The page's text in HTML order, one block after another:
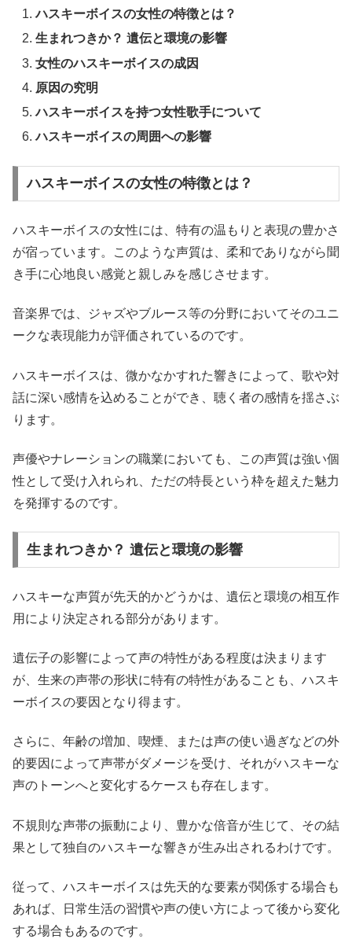
ハスキーボイスの女性の特徴とは？
生まれつきか？ 遺伝と環境の影響
女性のハスキーボイスの成因
原因の究明
ハスキーボイスを持つ女性歌手について
ハスキーボイスの周囲への影響
ハスキーボイスの女性の特徴とは？
ハスキーボイスの女性には、特有の温もりと表現の豊かさ
が宿っています。このような声質は、柔和でありながら聞
き手に心地良い感覚と親しみを感じさせます。
音楽界では、ジャズやブルース等の分野においてそのユニ
ークな表現能力が評価されているのです。
ハスキーボイスは、微かなかすれた響きによって、歌や対
話に深い感情を込めることができ、聴く者の感情を揺さぶ
ります。
声優やナレーションの職業においても、この声質は強い個
性として受け入れられ、ただの特長という枠を超えた魅力
を発揮するのです。
生まれつきか？ 遺伝と環境の影響
ハスキーな声質が先天的かどうかは、遺伝と環境の相互作
用により決定される部分があります。
遺伝子の影響によって声の特性がある程度は決まります
が、生来の声帯の形状に特有の特性があることも、ハスキ
ーボイスの要因となり得ます。
さらに、年齢の増加、喫煙、または声の使い過ぎなどの外
的要因によって声帯がダメージを受け、それがハスキーな
声のトーンへと変化するケースも存在します。
不規則な声帯の振動により、豊かな倍音が生じて、その結
果として独自のハスキーな響きが生み出されるわけです。
従って、ハスキーボイスは先天的な要素が関係する場合も
あれば、日常生活の習慣や声の使い方によって後から変化
する場合もあるのです。